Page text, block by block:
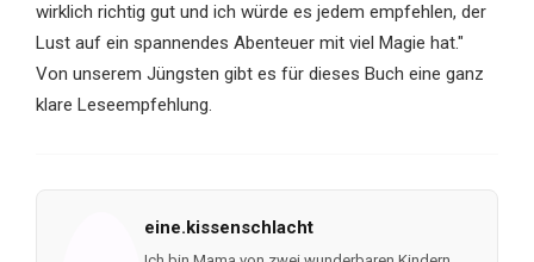
wirklich richtig gut und ich würde es jedem empfehlen, der
Lust auf ein spannendes Abenteuer mit viel Magie hat."
Von unserem Jüngsten gibt es für dieses Buch eine ganz
klare Leseempfehlung.
eine.kissenschlacht